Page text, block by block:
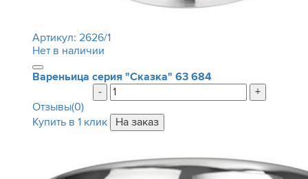
Артикул:2626/1
Нет в наличии
Вареньица серия "Сказка"63 684
-
+
Отзывы(0)
Купить в 1 клик